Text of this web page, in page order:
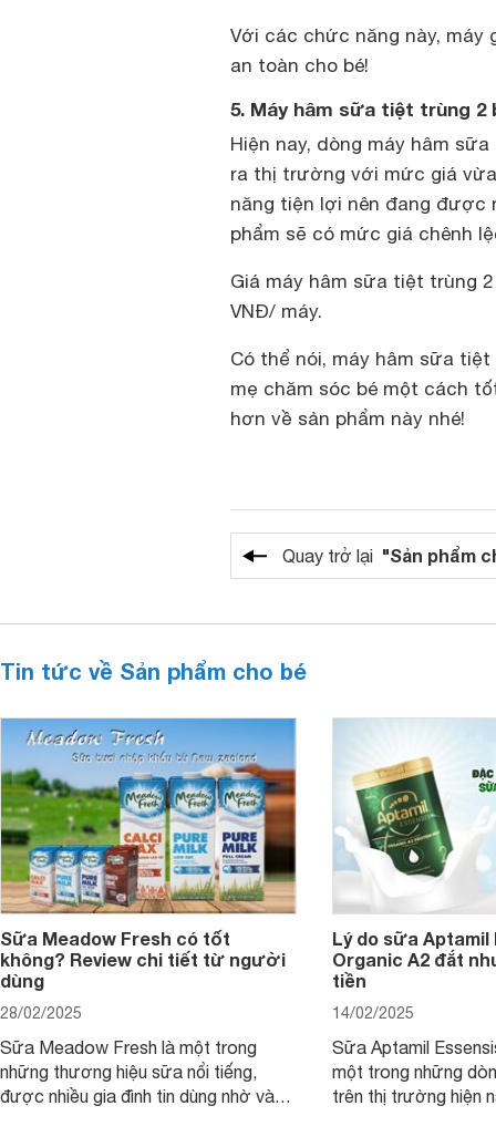
Với các chức năng này,
an toàn cho bé!
5. Máy hâm sữa tiệt trùng 2
Hiện nay, dòng máy hâm
ra thị trường với mức giá
năng tiện lợi nên đang được
phẩm sẽ có mức giá chênh
Giá máy hâm sữa tiệt trùng 2
VNĐ/ máy.
Có thể nói, máy hâm sữa
mẹ chăm sóc bé một cách
hơn về sản phẩm này nhé!
Quay trở lại "Sản phẩm
Tin tức về Sản phẩm cho bé
Sữa Meadow Fresh có tốt
không? Review chi tiết từ người
dùng
28/02/2025
Sữa Meadow Fresh là một trong
những thương hiệu sữa nổi tiếng,
được nhiều gia đình tin dùng nhờ vào
Lý do sữa Aptamil
Organic A2 đắt
tiền
14/02/2025
Sữa Aptamil
một trong những
trên thị trường hiện